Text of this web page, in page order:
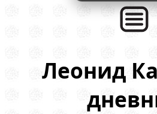
Леонид